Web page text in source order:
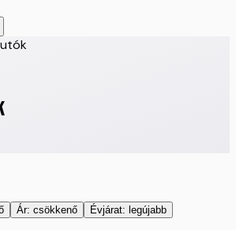
Ár: csökkenő
Évjárat: legújabb